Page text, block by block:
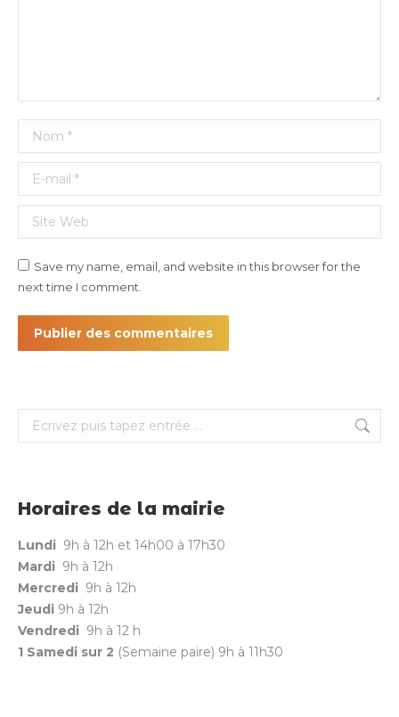
Nom *
E-mail *
Site Web
Save my name, email, and website in this browser for the
next time I comment.
Publier des commentaires
Search:
Horaires de la mairie
Lundi 9h à 12h et 14h00 à 17h30
Mardi 9h à 12h
Mercredi 9h à 12h
Jeudi 9h à 12h
Vendredi 9h à 12 h
1 Samedi sur 2 (Semaine paire) 9h à 11h30